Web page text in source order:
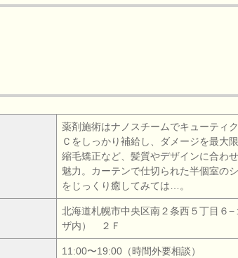
薬剤施術はナノスチームでキューティ
Ｃをしっかり補給し、ダメージを最大
縮毛矯正など、髪質やデザインに合わ
魅力。カーテンで仕切られた半個室の
をじっくり癒してみては…。
北海道札幌市中央区南２条西５丁目６
ザ内） ２Ｆ
11:00〜19:00（時間外要相談）